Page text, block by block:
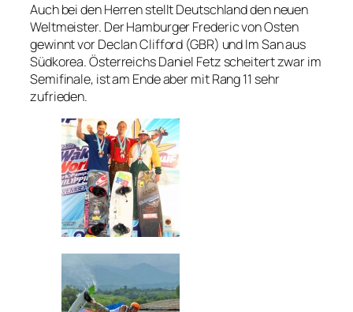
Auch bei den Herren stellt Deutschland den neuen
Weltmeister. Der Hamburger Frederic von Osten
gewinnt vor Declan Clifford (GBR) und Im San aus
Südkorea. Österreichs Daniel Fetz scheitert zwar im
Semifinale, ist am Ende aber mit Rang 11 sehr
zufrieden.